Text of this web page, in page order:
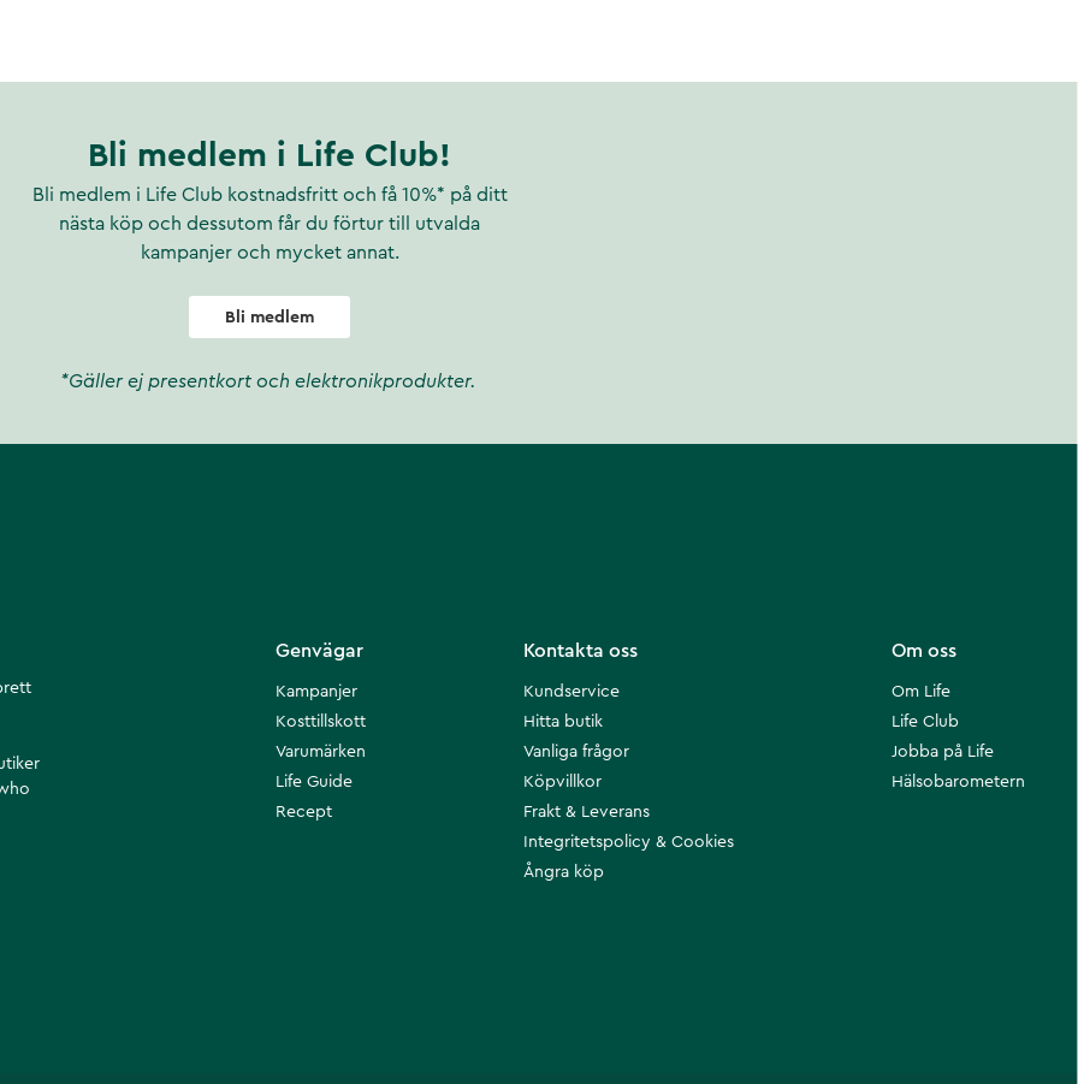
dom fräscha.
filtsula med god
Bli medlem i Life Club!
Bli medlem i Life Club kostnadsfritt och få 10%* på ditt
nästa köp och dessutom får du förtur till utvalda
kampanjer och mycket annat.
Bli medlem
*Gäller ej presentkort och elektronikprodukter.
Om oss
Om Life
Life Club
Jobba på Life
Hälsobarometern
Kontakta oss
Kundservice
Hitta butik
Vanliga frågor
Köpvillkor
Frakt & Leverans
Integritetspolicy & Cookies
Ångra köp
Genvägar
Kampanjer
Kosttillskott
Varumärken
Life Guide
Recept